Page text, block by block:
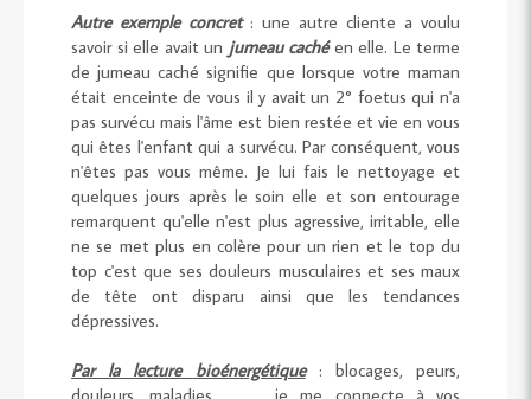
Autre exemple concret: une autre cliente a voulu
savoir si elle avait un jumeau cachéen elle. Le terme
de jumeau caché signifie que lorsque votre maman
était enceinte de vous il y avait un 2° foetus qui n'a
pas survécu mais l'âme est bien restée et vie en vous
qui êtes l'enfant qui a survécu. Par conséquent, vous
n'êtes pas vous même. Je lui fais le nettoyage et
quelques jours après le soin elle et son entourage
remarquent qu'elle n'est plus agressive, irritable, elle
ne se met plus en colère pour un rien et le top du
top c'est que ses douleurs musculaires et ses maux
de tête ont disparu ainsi que les tendances
dépressives.
Par la lecture bioénergétique: blocages, peurs,